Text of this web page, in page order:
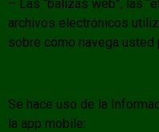
– Las “balizas web”, las
archivos electrónicos
sobre cómo navega usted
Se hace uso de la
la app mobile: